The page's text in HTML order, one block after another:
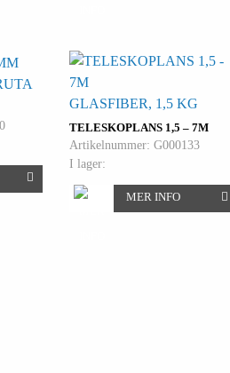
TELESKOPLANS 1,5 – 7M
GLASFIBER, 1,5 KG
Artikelnummer: G000133
I lager:
MER INFO